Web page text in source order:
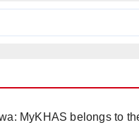
MyKHAS belongs to